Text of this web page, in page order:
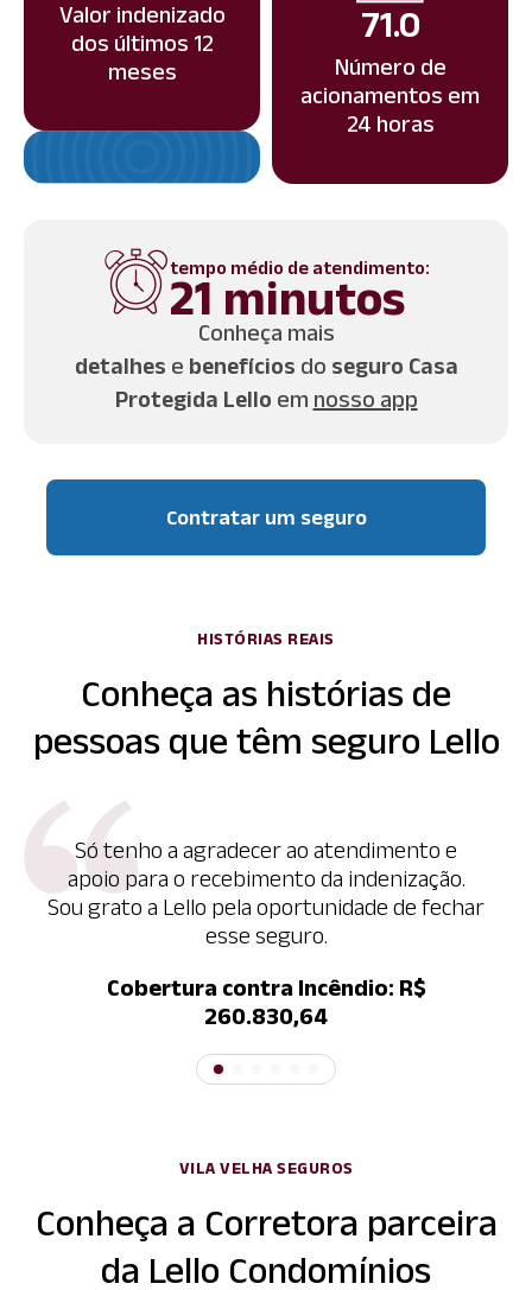
Valor indenizado
dos últimos 12
meses
71.0
Número de
acionamentos em
24 horas
tempo médio de atendimento:
21 minutos
Conheça mais
detalhes e benefícios do seguro Casa
Protegida Lello em nosso app
Contratar um seguro
HISTÓRIAS REAIS
Conheça as histórias de
pessoas que têm seguro Lello
Só tenho a agradecer ao atendimento e
apoio para o recebimento da indenização.
Sou grato a Lello pela oportunidade de fechar
esse seguro.
Cobertura contra Incêndio: R$
260.830,64
VILA VELHA SEGUROS
Conheça a Corretora parceira
da Lello Condomínios